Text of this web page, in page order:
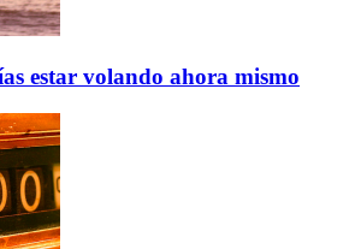
estar volando ahora mismo